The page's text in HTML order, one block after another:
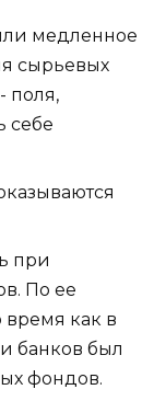
медленное
сырьевых
поля,
себе
при
По ее
время как в
банков был
фондов.